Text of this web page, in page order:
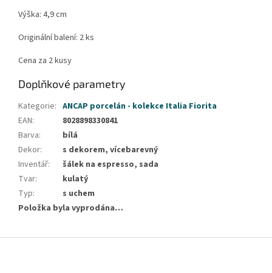
Výška: 4,9 cm
Originální balení: 2 ks
Cena za 2 kusy
Doplňkové parametry
Kategorie: ANCAP porcelán - kolekce Italia Fiorita
EAN:
8028898330841
Barva:
bílá
Dekor:
s dekorem, vícebarevný
Inventář:
šálek na espresso, sada
Tvar:
kulatý
Typ:
s uchem
Položka byla vyprodána…